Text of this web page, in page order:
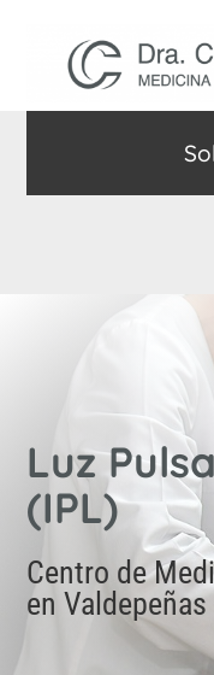
Luz
(IPL)
Centro de
en Valdepeñas